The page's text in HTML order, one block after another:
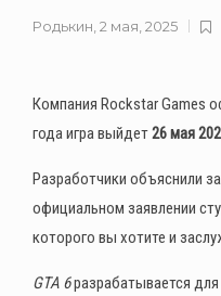
Родькин 2 мая, 2025
Компания Rockstar Games
года игра выйдет26 мая
Разработчики объяснили
официальном заявлении
которого вы хотите и
GTA 6разрабатывается для